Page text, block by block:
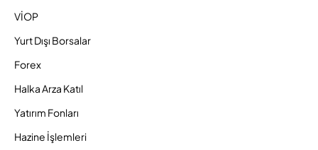
VİOP
Yurt Dışı Borsalar
Forex
Halka Arza Katıl
Yatırım Fonları
Hazine İşlemleri